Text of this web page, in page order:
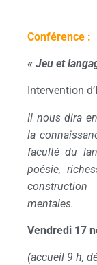
Conférence :
« Jeu et
Intervention d’
Il nous dira
la
faculté du
poésie,
mentales.
Vendredi 17
(accueil 9 h,